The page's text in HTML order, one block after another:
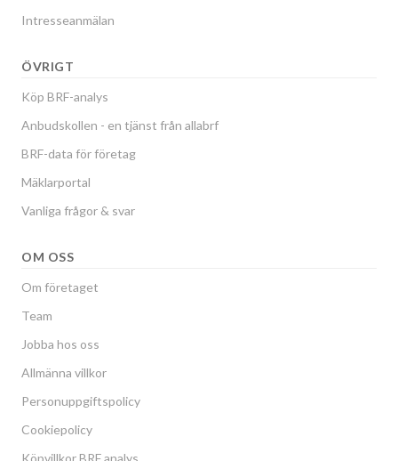
Intresseanmälan
ÖVRIGT
Köp BRF-analys
Anbudskollen - en tjänst från allabrf
BRF-data för företag
Mäklarportal
Vanliga frågor & svar
OM OSS
Om företaget
Team
Jobba hos oss
Allmänna villkor
Personuppgiftspolicy
Cookiepolicy
Köpvillkor BRF analys